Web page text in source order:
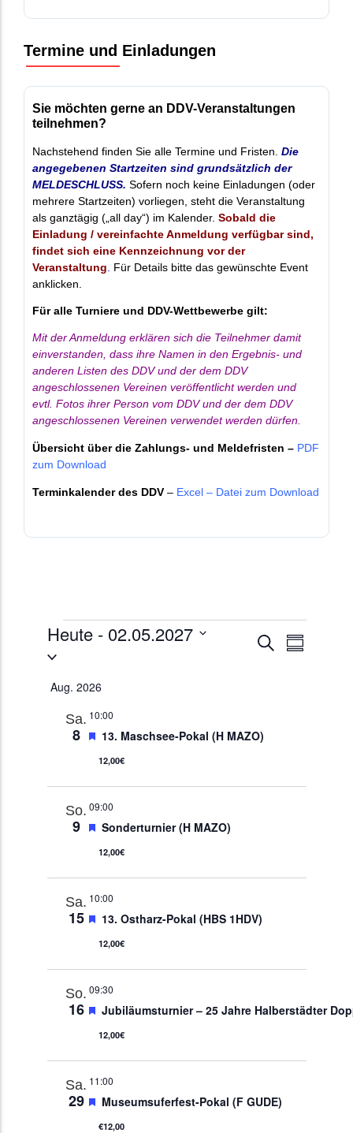
Termine und Einladungen
Sie möchten gerne an DDV-Veranstaltungen
teilnehmen?
Nachstehend finden Sie alle Termine und Fristen. Die
angegebenen Startzeiten sind grundsätzlich der
MELDESCHLUSS. Sofern noch keine Einladungen (oder
mehrere Startzeiten) vorliegen , steht die Veranstaltung
als ganztägig („all day“) im Kalender. Sobald die
Einladung / vereinfachte Anmeldung verfügbar sind,
findet sich eine Kennzeichnung vor der
Veranstaltung
Für Details bitte das gewünschte Event
anklicken.
Für alle Turniere und DDV-Wettbewerbe gilt:
Mit der Anmeldung erklären sich die Teilnehmer damit
einverstanden, dass ihre Namen in den Ergebnis- und
anderen Listen des DDV und der dem DDV
angeschlossenen Vereinen veröffentlicht werden und
evtl. Fotos ihrer Person vom DDV und der dem DDV
angeschlossenen Vereinen verwendet werden dürfen.
Übersicht über die Zahlungs- und Meldefristen – PDF
zum Download
Terminkalender des DDV – Excel – Datei zum Download
Suche
Heute - 02.05.2027
Datum
auswählen.
Aug. 2026
Sa.
8
10:00
Empfohlen
13. Maschsee-Pokal (H MAZO)
12,00€
So.
9
09:00
Empfohlen
Sonderturnier (H MAZO)
12,00€
Sa.
15
10:00
Empfohlen
13. Ostharz-Pokal (HBS 1HDV)
12,00€
So.
16
09:30
Empfohlen
Jubiläumsturnier – 25 Jahre Halberstädter
12,00€
Sa.
29
11:00
Empfohlen
Museumsuferfest-Pokal (F GUDE)
€12,00